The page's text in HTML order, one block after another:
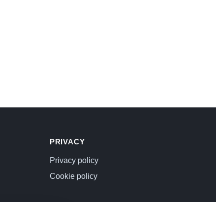
PRIVACY
Privacy policy
Cookie policy